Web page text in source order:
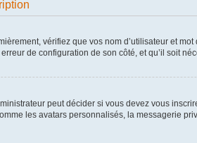
vérifiez que vos nom d’utilisateur et
de configuration de son côté, et qu’il soit
peut décider si vous devez vous
les avatars personnalisés, la messagerie